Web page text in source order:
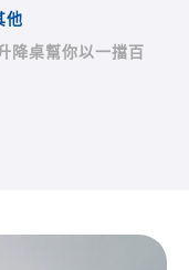
他
降桌幫你以一擋百